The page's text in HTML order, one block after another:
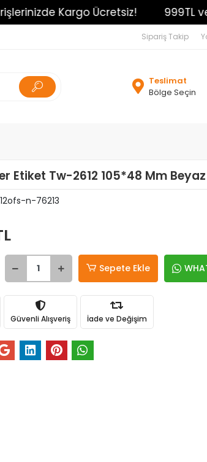
Kargo Ücretsiz! 999TL ve
Sipariş Takip
Teslimat
Bölge Seçin
Etiket Tw-2612 105*48 Mm
n-76213
Sepete Ekle
Güvenli Alışveriş İade ve Değişim